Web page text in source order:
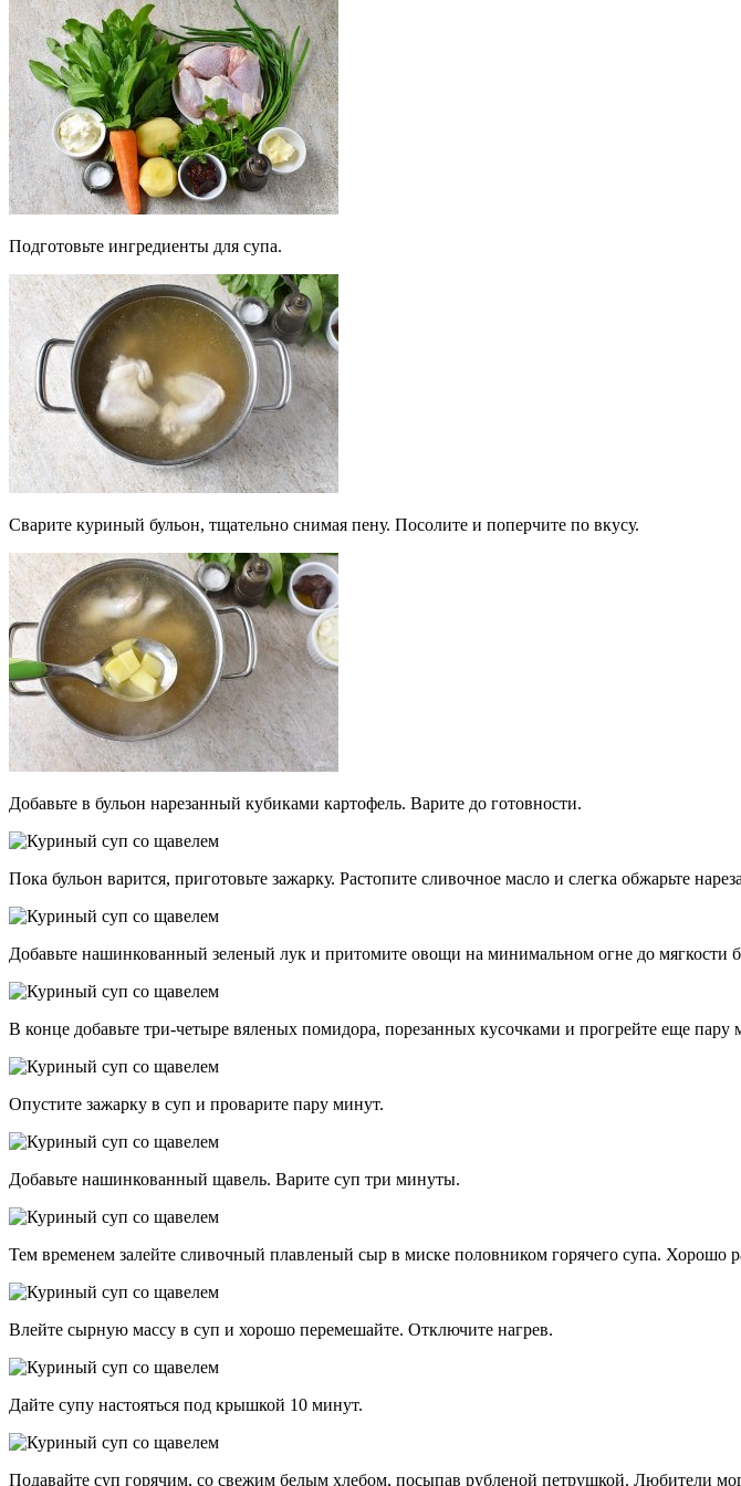
Подготовьте ингредиенты для супа.
Сварите куриный бульон, тщательно снимая пену. Посолите и поперчите по вкусу.
Добавьте в бульон нарезанный кубиками картофель. Варите до готовности.
Пока бульон варится, приготовьте зажарку. Растопите сливочное масло и слегка обжарьте
Добавьте нашинкованный зеленый лук и притомите овощи на минимальном огне до мягкости
В конце добавьте три-четыре вяленых помидора, порезанных кусочками и прогрейте еще пару
Опустите зажарку в суп и проварите пару минут.
Добавьте нашинкованный щавель. Варите суп три минуты.
Тем временем залейте сливочный плавленый сыр в миске половником горячего супа. Хорошо
Влейте сырную массу в суп и хорошо перемешайте. Отключите нагрев.
Дайте супу настояться под крышкой 10 минут.
Подавайте суп горячим, со свежим белым хлебом, посыпав рубленой петрушкой. Любители